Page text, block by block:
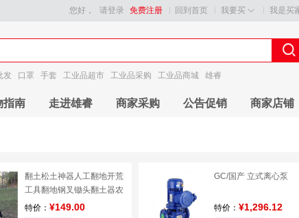
回到首页 我要买 我是买
您好， 请登录 免费注册
发 口罩 手套 工业品超市 工业品采购 工业品商城 雄睿
指南 走进雄睿 商家采购 公告促销 商家店铺
翻土松土神器人工翻地开荒
工具翻地钢叉锄头翻土器农
用松土工具
特价： ¥149.00
GC/国产 立式离心泵
特价： ¥1,296.12